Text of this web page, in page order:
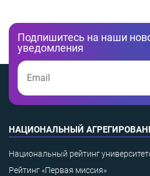
Подпишитесь на наши
уведомления
НАЦИОНАЛЬНЫЙ
Национальный рейтинг
Рейтинг «Первая миссия»